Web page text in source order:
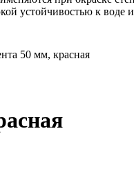
устойчивостью к воде
50 мм, красная